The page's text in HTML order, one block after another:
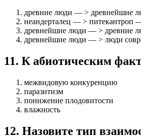
древние люди — > древнейшие
неандерталец — > питекантроп
древнейшие люди — > древние
древнейшие люди — > люди
11. К абиотическим
межвидовую конкуренцию
паразитизм
понижение плодовитости
влажность
12. Назовите тип